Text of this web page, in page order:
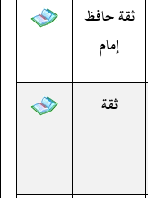
ثقة حافظ
إمام
ثقة